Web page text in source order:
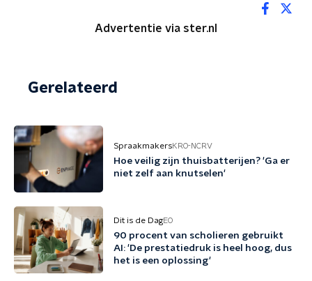
Advertentie via ster.nl
Gerelateerd
SpraakmakersKRO-NCRV
Hoe veilig zijn thuisbatterijen? 'Ga er
niet zelf aan knutselen'
Dit is de DagEO
90 procent van scholieren gebruikt
AI: 'De prestatiedruk is heel hoog, dus
het is een oplossing'